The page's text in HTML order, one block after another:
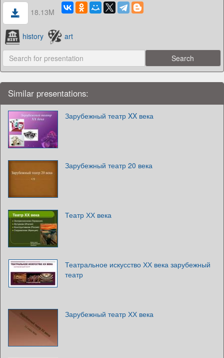
18.13M
history art
Similar presentations:
Зарубежный театр XX века
Зарубежный театр 20 века
Театр ХХ века
Театральное искусство ХХ века зарубежный
театр
Зарубежный театр ХХ века